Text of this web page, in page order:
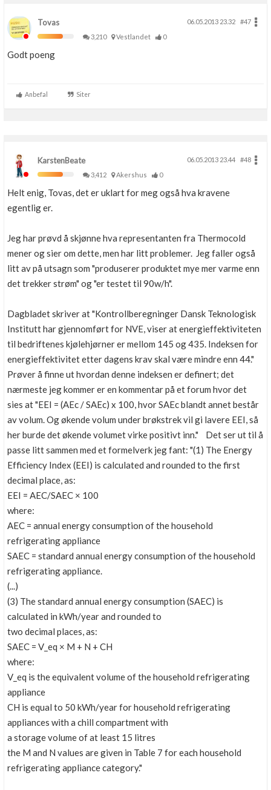
Tovas 06.05.2013 23.32
#47
3,210
Vestlandet 0
Godt poeng
Anbefal Siter
KarstenBeate 06.05.2013 23.44
#48
3,412
Akershus 0
Helt enig, Tovas, det er uklart for meg også hva kravene
egentlig er.
Jeg har prøvd å skjønne hva representanten fra Thermocold
mener og sier om dette, men har litt problemer. Jeg faller også
litt av på utsagn som "produserer produktet mye mer varme enn
det trekker strøm" og "er testet til 90w/h".
Dagbladet skriver at "Kontrollberegninger Dansk Teknologisk
Institutt har gjennomført for NVE, viser at energieffektiviteten
til bedriftenes kjølehjørner er mellom 145 og 435. Indeksen for
energieffektivitet etter dagens krav skal være mindre enn 44."
Prøver å finne ut hvordan denne indeksen er definert; det
nærmeste jeg kommer er en kommentar på et forum hvor det
sies at "EEI = (AEc / SAEc) x 100, hvor SAEc blandt annet består
av volum. Og økende volum under brøkstrek vil gi lavere EEI, så
her burde det økende volumet virke positivt inn." Det ser ut til å
passe litt sammen med et formelverk jeg fant: "(1) The Energy
Efficiency Index (EEI) is calculated and rounded to the first
decimal place, as:
EEI = AEC/SAEC × 100
where:
AEC = annual energy consumption of the household
refrigerating appliance
SAEC = standard annual energy consumption of the household
refrigerating appliance.
(...)
(3) The standard annual energy consumption (SAEC) is
calculated in kWh/year and rounded to
two decimal places, as:
SAEC = V_eq × M + N + CH
where:
V_eq is the equivalent volume of the household refrigerating
appliance
CH is equal to 50 kWh/year for household refrigerating
appliances with a chill compartment with
a storage volume of at least 15 litres
the M and N values are given in Table 7 for each household
refrigerating appliance category."